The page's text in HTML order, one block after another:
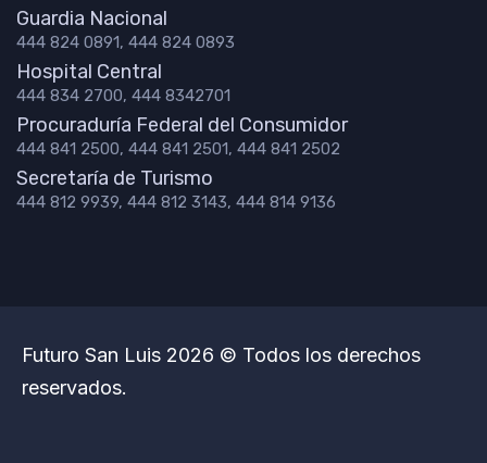
Guardia Nacional
444 824 0891, 444 824 0893
Hospital Central
444 834 2700, 444 8342701
Procuraduría Federal del Consumidor
444 841 2500, 444 841 2501, 444 841 2502
Secretaría de Turismo
444 812 9939, 444 812 3143, 444 814 9136
Futuro San Luis 2026 © Todos los derechos
reservados.